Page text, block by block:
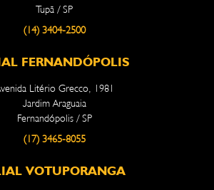
Tupã / SP
(14) 3404-2500
FERNANDÓPOLIS
Litério Grecco, 1981
Jardim Araguaia
Fernandópolis / SP
(17) 3465-8055
VOTUPORANGA